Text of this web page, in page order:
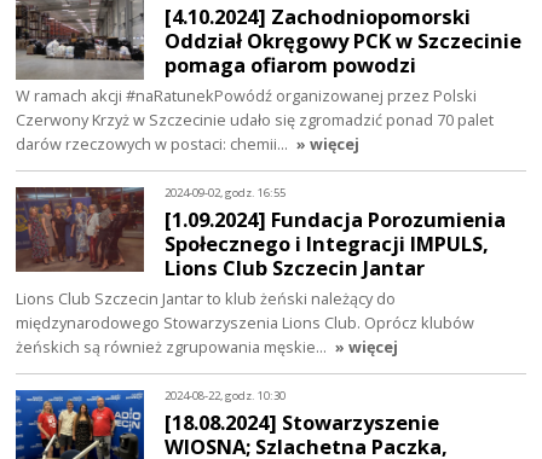
[4.10.2024] Zachodniopomorski
Oddział Okręgowy PCK w Szczecinie
pomaga ofiarom powodzi
W ramach akcji #naRatunekPowódź organizowanej przez Polski
Czerwony Krzyż w Szczecinie udało się zgromadzić ponad 70 palet
darów rzeczowych w postaci: chemii… » więcej
2024-09-02, godz. 16:55
[1.09.2024] Fundacja Porozumienia
Społecznego i Integracji IMPULS,
Lions Club Szczecin Jantar
Lions Club Szczecin Jantar to klub żeński należący do
międzynarodowego Stowarzyszenia Lions Club. Oprócz klubów
żeńskich są również zgrupowania męskie… » więcej
2024-08-22, godz. 10:30
[18.08.2024] Stowarzyszenie
WIOSNA; Szlachetna Paczka,